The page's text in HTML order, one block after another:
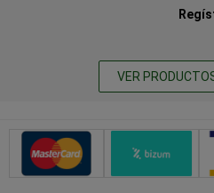
VER
Métodos de